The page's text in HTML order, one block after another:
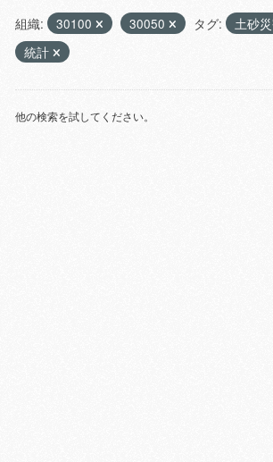
組織: 30100 30050 タグ: 土砂
統計
他の検索を試してください。